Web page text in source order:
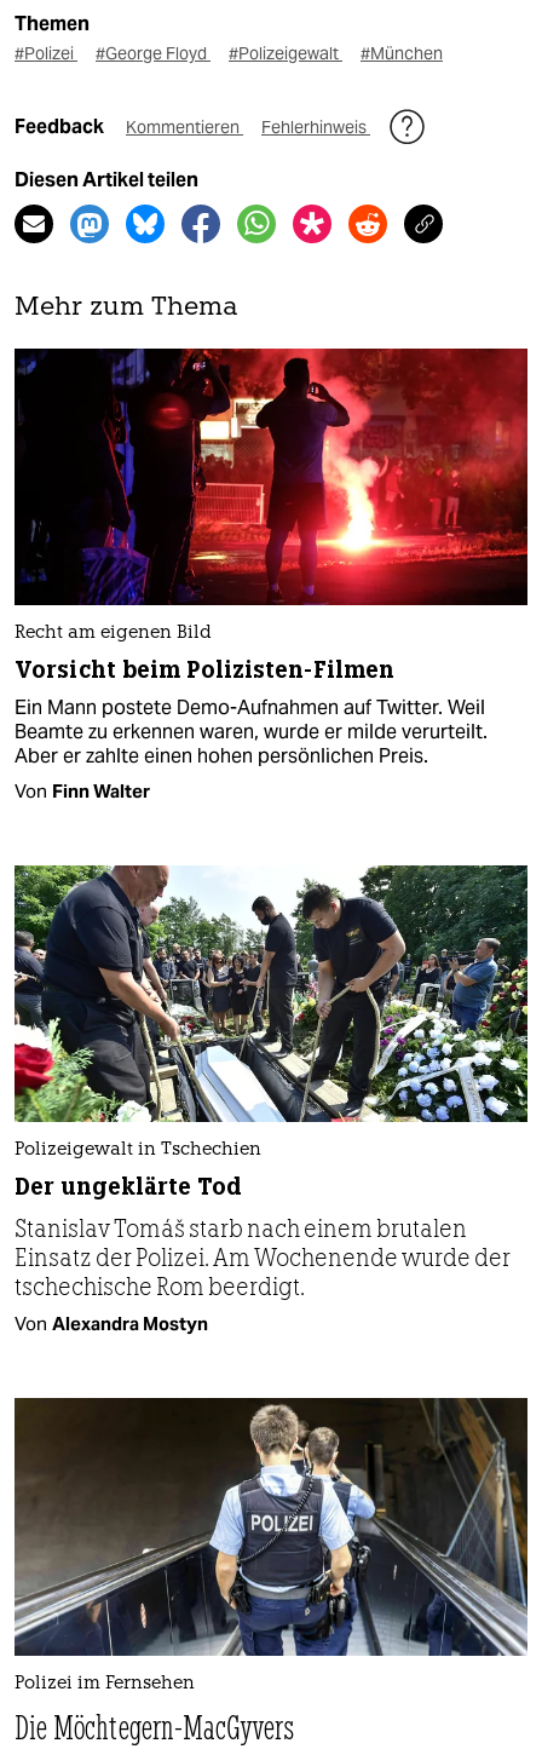
Themen
#Polizei #George Floyd #Polizeigewalt #München
Feedback Kommentieren Fehlerhinweis
Diesen Artikel teilen
Mehr zum Thema
Recht am eigenen Bild
Vorsicht beim Polizisten-Filmen
Ein Mann postete Demo-Aufnahmen auf Twitter. Weil
Beamte zu erkennen waren, wurde er milde verurteilt.
Aber er zahlte einen hohen persönlichen Preis.
Von Finn Walter
Polizeigewalt in Tschechien
Der ungeklärte Tod
Stanislav Tomáš starb nach einem brutalen
Einsatz der Polizei. Am Wochenende wurde der
tschechische Rom beerdigt.
Von Alexandra Mostyn
Polizei im Fernsehen
Die Möchtegern-MacGyvers